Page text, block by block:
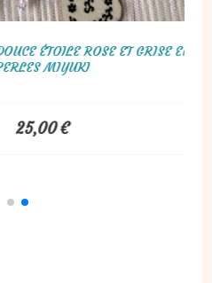
ET CHAMPIGNON EN
MIYUKI
25,00€